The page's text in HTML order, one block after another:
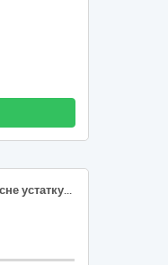
ДК 021:2015 код 30190000-7 Офісне устаткування та приладдя різне (Конверти для філії "Дніпровська ГЕС" ПрАТ "Укргідроенерго")